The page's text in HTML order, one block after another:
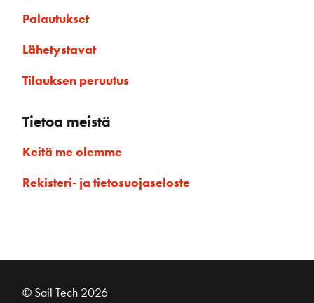
Palautukset
Lähetystavat
Tilauksen peruutus
Tietoa meistä
Keitä me olemme
Rekisteri- ja tietosuojaseloste
© Sail Tech 2026